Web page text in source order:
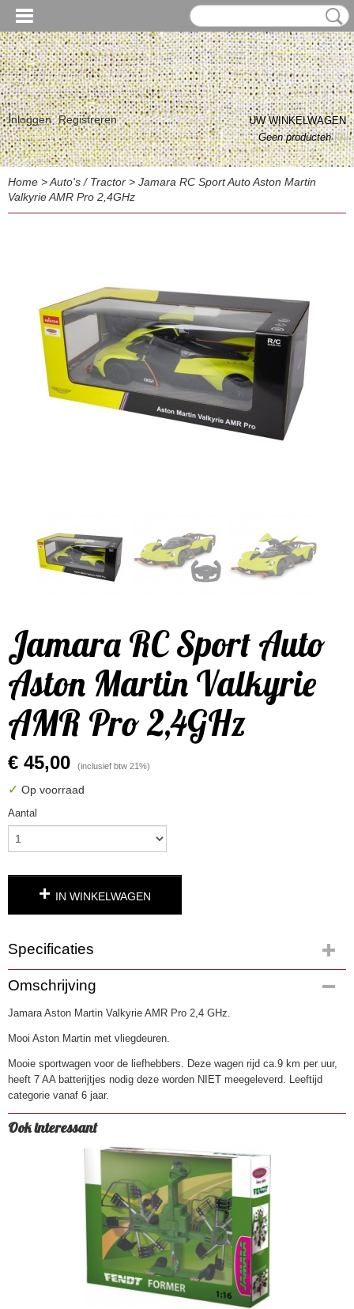
Inloggen Registreren
UW WINKELWAGEN
Geen producten(0)
Home >Auto's / Tractor > Jamara RC Sport Auto Aston Martin
Valkyrie AMR Pro 2,4GHz
Jamara RC Sport Auto
Aston Martin Valkyrie
AMR Pro 2,4GHz
€ 45,00 (inclusief btw 21%)
✓ Op voorraad
Aantal
IN WINKELWAGEN
Specificaties
Productcode
4705
EAN code
Omschrijving
Jamara Aston Martin Valkyrie AMR Pro 2,4 GHz.
Mooi Aston Martin met vliegdeuren.
Mooie sportwagen voor de liefhebbers. Deze wagen rijd ca.9 km per uur,
heeft 7 AA batterijtjes nodig deze worden NIET meegeleverd. Leeftijd
categorie vanaf 6 jaar.
Ook interessant